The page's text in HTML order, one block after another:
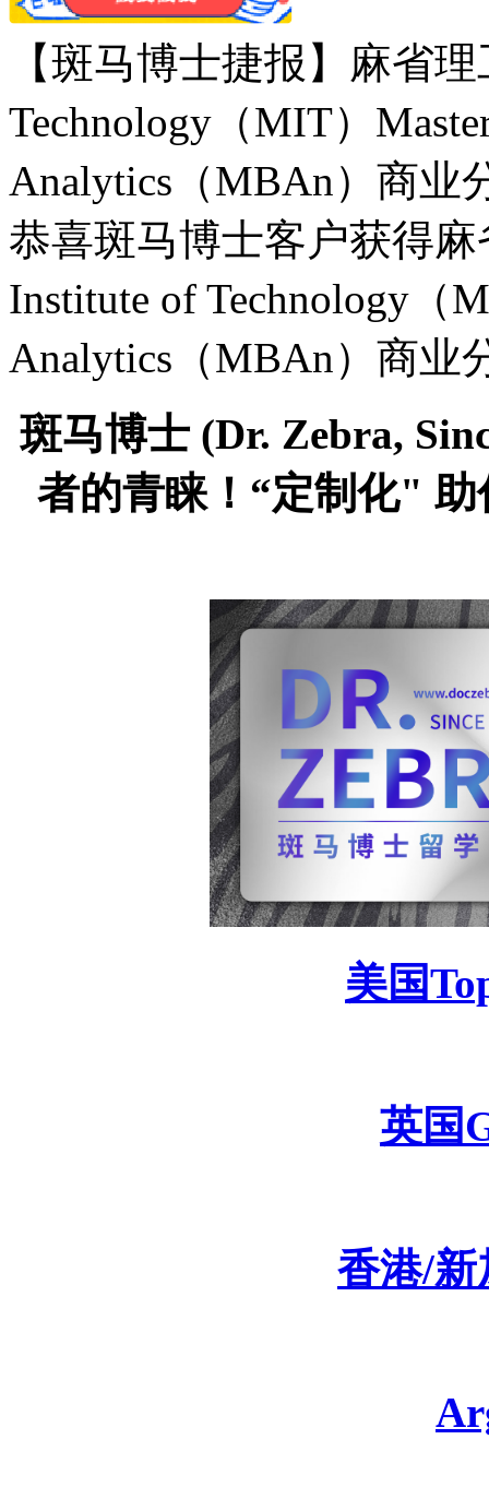
【斑马博士捷报】麻省理
Technology（MIT）
Analytics（MBAn）商业
恭喜斑马博士客户获得麻
Institute of Technology（
Analytics（MBAn）商业
斑马博士 (Dr. Zebra,
者的青睐！“定制化"
美国
英国
香港/新